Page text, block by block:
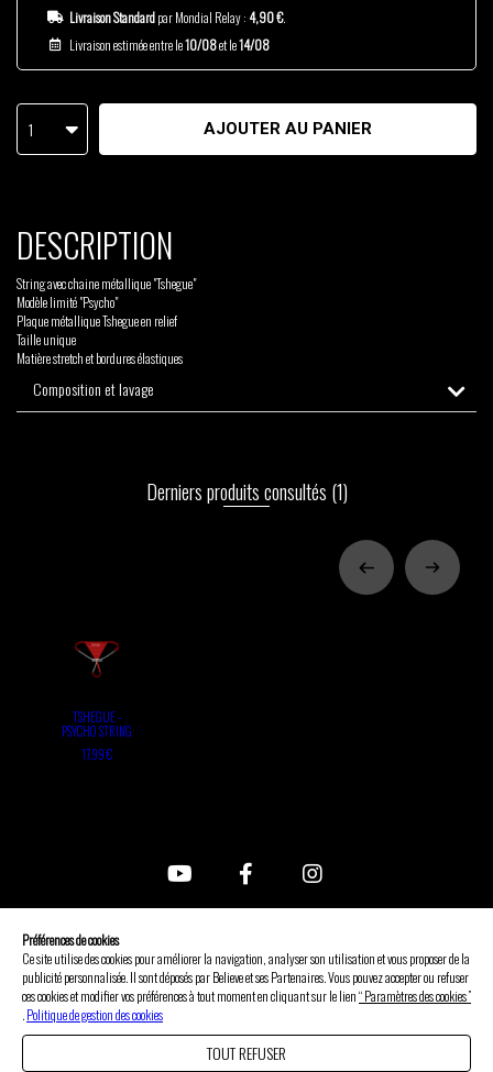
Livraison Standardpar Mondial Relay : 4,90 €.
Livraison estimée entre le10/08et le14/08
1 AJOUTER AU PANIER
DESCRIPTION
String avec chaine métallique "Tshegue"
Modèle limité "Psycho"
Plaque métallique Tshegue en relief
Taille unique
Matière stretch et bordures élastiques
Composition et lavage
Derniers produits consultés (1)
TSHEGUE -
PSYCHO STRING
17,99 €
CGV
Mentions légales
Politique de confidentialité
Préférences de cookies
Ce site utilise des cookies pour améliorer la navigation, analyser son utilisation et vous proposer de la
publicité personnalisée. Il sont déposés par Believe et ses Partenaires. Vous pouvez accepter ou refuser
ces cookies et modifier vos préférences à tout moment en cliquant sur le lien“ Paramètres des cookies ”
.Politique de gestion des cookies
TOUT REFUSER